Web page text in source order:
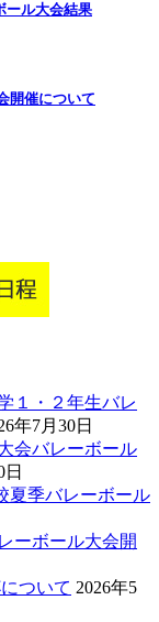
ール大会結果
開催について
１・２年生バレ
年7月30日
会バレーボール
夏季バレーボール
ーボール大会開
ついて 2026年5